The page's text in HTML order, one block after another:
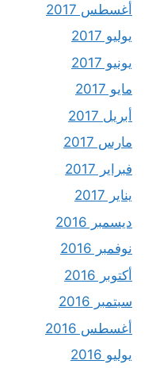
أغسطس 2017
يوليو 2017
يونيو 2017
مايو 2017
أبريل 2017
مارس 2017
فبراير 2017
يناير 2017
ديسمبر 2016
نوفمبر 2016
أكتوبر 2016
سبتمبر 2016
أغسطس 2016
يوليو 2016